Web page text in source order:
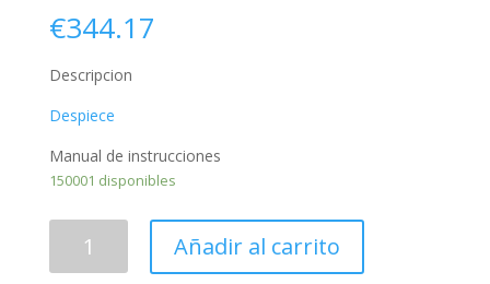
€344.17
Descripcion
Despiece
Manual de instrucciones
150001 disponibles
CAMON
Añadir al carrito